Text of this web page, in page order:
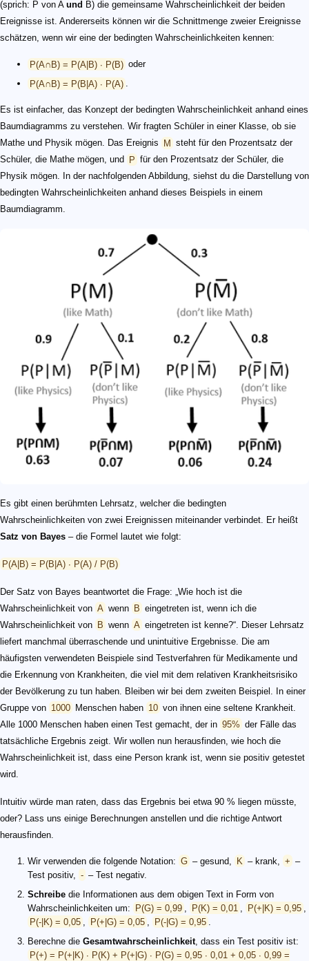
(sprich: P von A und B) die gemeinsame Wahrscheinlichkeit der beiden
Ereignisse ist. Andererseits können wir die Schnittmenge zweier Ereignisse
schätzen, wenn wir eine der bedingten Wahrscheinlichkeiten kennen:
P(A∩B) = P(A|B) ∙ P(B) oder
P(A∩B) = P(B|A) ∙ P(A) .
Es ist einfacher, das Konzept der bedingten Wahrscheinlichkeit anhand eines
Baumdiagramms zu verstehen. Wir fragten Schüler in einer Klasse, ob sie
Mathe und Physik mögen. Das Ereignis M steht für den Prozentsatz der
Schüler, die Mathe mögen, und P für den Prozentsatz der Schüler, die
Physik mögen. In der nachfolgenden Abbildung, siehst du die Darstellung von
bedingten Wahrscheinlichkeiten anhand dieses Beispiels in einem
Baumdiagramm.
Es gibt einen berühmten Lehrsatz, welcher die bedingten
Wahrscheinlichkeiten von zwei Ereignissen miteinander verbindet. Er heißt
Satz von Bayes – die Formel lautet wie folgt:
P(A|B) = P(B|A) ∙ P(A) / P(B)
Der Satz von Bayes beantwortet die Frage: „Wie hoch ist die
Wahrscheinlichkeit von A wenn B eingetreten ist, wenn ich die
Wahrscheinlichkeit von B wenn A eingetreten ist kenne?“. Dieser Lehrsatz
liefert manchmal überraschende und unintuitive Ergebnisse. Die am
häufigsten verwendeten Beispiele sind Testverfahren für Medikamente und
die Erkennung von Krankheiten, die viel mit dem relativen Krankheitsrisiko
der Bevölkerung zu tun haben. Bleiben wir bei dem zweiten Beispiel. In einer
Gruppe von 1000 Menschen haben 10 von ihnen eine seltene Krankheit.
Alle 1000 Menschen haben einen Test gemacht, der in 95% der Fälle das
tatsächliche Ergebnis zeigt. Wir wollen nun herausfinden, wie hoch die
Wahrscheinlichkeit ist, dass eine Person krank ist, wenn sie positiv getestet
wird.
Intuitiv würde man raten, dass das Ergebnis bei etwa 90 % liegen müsste,
oder? Lass uns einige Berechnungen anstellen und die richtige Antwort
herausfinden.
Wir verwenden die folgende Notation: G – gesund, K – krank, + –
Test positiv,
- – Test negativ.
Schreibe die Informationen aus dem obigen Text in Form von
Wahrscheinlichkeiten um:
P(G) = 0,99 P(K) = 0,01 P(+|K) = 0,95
P(-|K) = 0,05
P(+|G) = 0,05 P(-|G) = 0,95
Berechne die Gesamtwahrscheinlichkeit, dass ein Test positiv ist:
P(+) = P(+|K) ∙ P(K) + P(+|G) ∙ P(G) = 0,95 ∙ 0,01 + 0,05 ∙ 0,99 =